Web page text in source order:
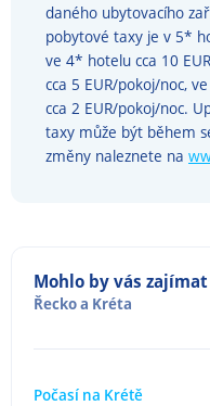
daného ubytovacího
pobytové taxy je v 5*
ve 4* hotelu cca 10
cca 5 EUR/pokoj/noc,
cca 2 EUR/pokoj/noc.
taxy může být během
změny naleznete na
Mohlo by vás zajímat
Řeckoa Kréta
Počasí na Krétě